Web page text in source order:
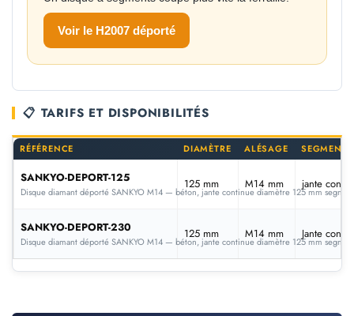
Voir le H2007 déporté
📋 TARIFS ET DISPONIBILITÉS
RÉFÉRENCE DIAMÈTRE ALÉSAGE SEGMENT
SANKYO-DEPORT-125
Disque diamant déporté SANKYO M14 — béton, jante continue diamètre 125 mm
125 mm M14 mm jante
SANKYO-DEPORT-230
Disque diamant déporté SANKYO M14 — béton, jante continue diamètre 125 mm
125 mm M14 mm Jante